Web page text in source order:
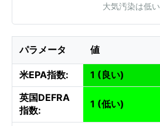
大気汚染は低い
パラメータ 値
米EPA指数:
1 (良い)
英国DEFRA
指数:
1 (低い)